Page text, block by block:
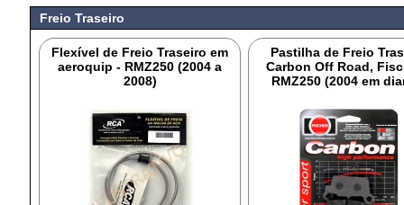
Freio Traseiro
Flexível de Freio Traseiro em
aeroquip - RMZ250 (2004 a
2008)
Pastilha de Freio
Carbon Off Road,
RMZ250 (2004 em